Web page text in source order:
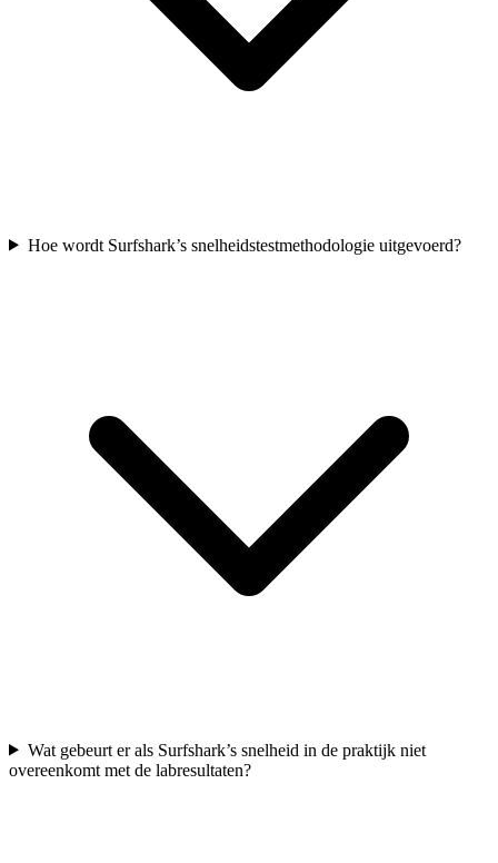
Hoe wordt Surfshark’s snelheidstestmethodologie uitgevoerd?
Wat gebeurt er als Surfshark’s snelheid in de praktijk niet
overeenkomt met de labresultaten?